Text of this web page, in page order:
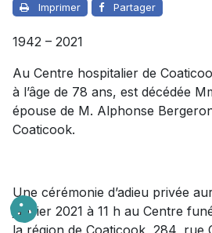
Imprimer Partager
1942 – 2021
Au Centre hospitalier de
à l’âge de 78 ans, est décédée
épouse de M. Alphonse
Coaticook.
Une cérémonie d’adieu privée
janvier 2021 à 11 h au Centre